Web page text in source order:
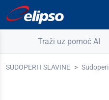
Traži uz pomoć AI
SUDOPERI I SLAVINE Sudoperi